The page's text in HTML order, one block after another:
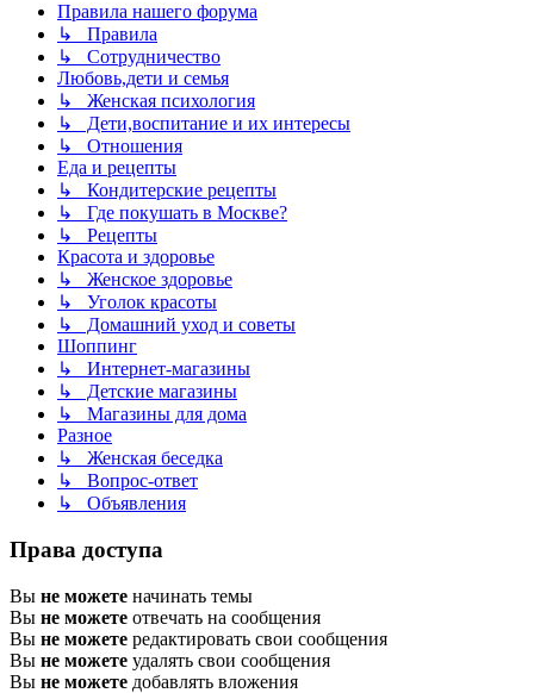
Правила нашего форума
↳ Правила
↳ Сотрудничество
Любовь,дети и семья
↳ Женская психология
↳ Дети,воспитание и их интересы
↳ Отношения
Еда и рецепты
↳ Кондитерские рецепты
↳ Где покушать в Москве?
↳ Рецепты
Красота и здоровье
↳ Женское здоровье
↳ Уголок красоты
↳ Домашний уход и советы
Шоппинг
↳ Интернет-магазины
↳ Детские магазины
↳ Магазины для дома
Разное
↳ Женская беседка
↳ Вопрос-ответ
↳ Объявления
Права доступа
Вы не можете начинать темы
Вы не можете отвечать на сообщения
Вы не можете редактировать свои сообщения
Вы не можете удалять свои сообщения
Вы не можете добавлять вложения